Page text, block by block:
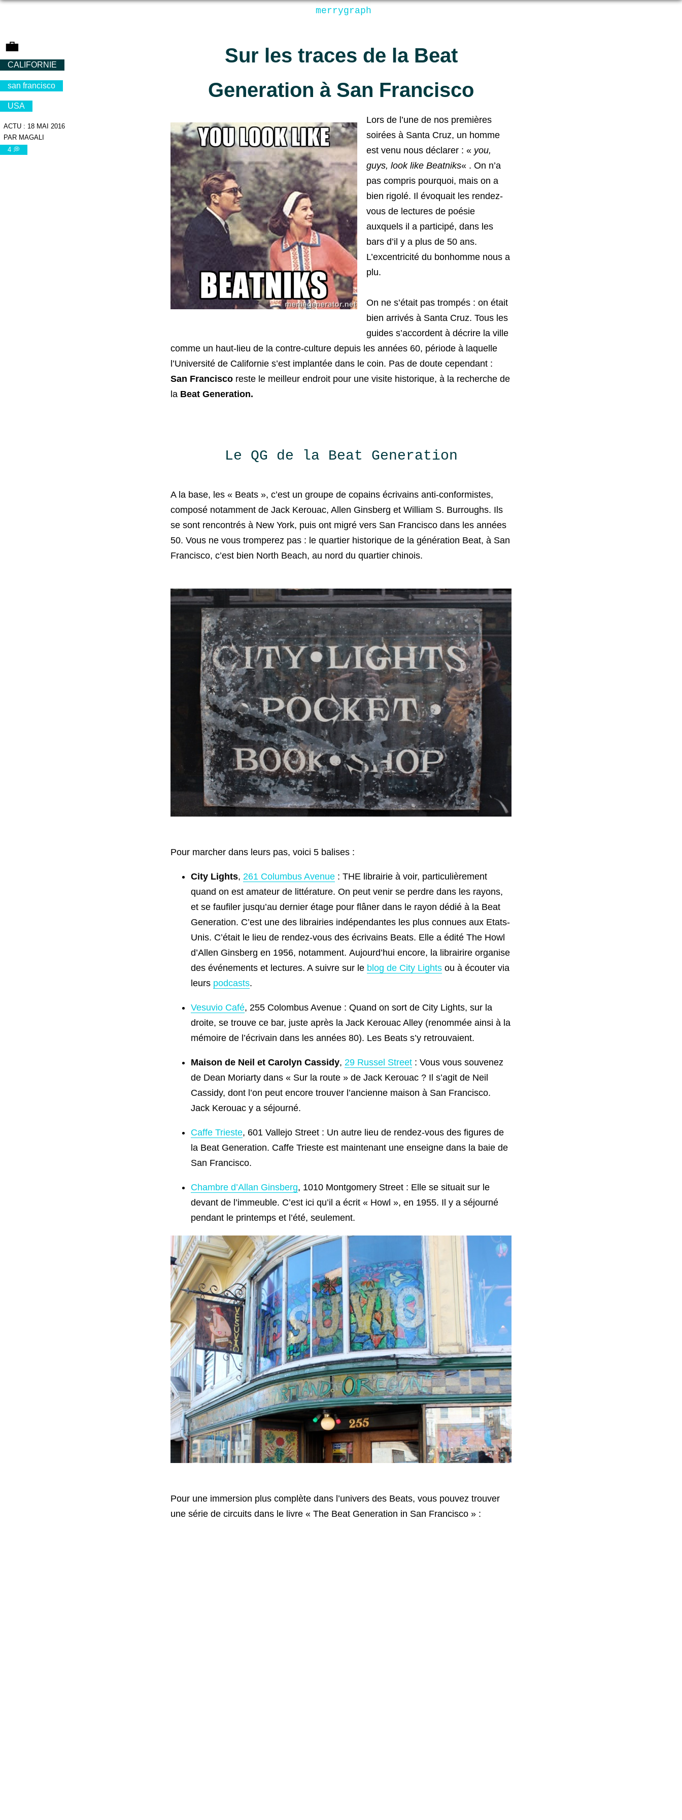
merrygraph
💼
CALIFORNIE
san francisco
USA
ACTU : 18 MAI 2016
PAR MAGALI
4 💭
Sur les traces de la Beat
Generation à San Francisco
Lors de l’une de nos premières
soirées à Santa Cruz, un homme
est venu nous déclarer : « you,
guys, look like Beatniks« . On n’a
pas compris pourquoi, mais on a
bien rigolé. Il évoquait les rendez-
vous de lectures de poésie
auxquels il a participé, dans les
bars d’il y a plus de 50 ans.
L’excentricité du bonhomme nous a
plu.
On ne s’était pas trompés : on était
bien arrivés à Santa Cruz. Tous les
guides s’accordent à décrire la ville
comme un haut-lieu de la contre-culture depuis les années 60, période à laquelle
l’Université de Californie s’est implantée dans le coin. Pas de doute cependant :
San Francisco reste le meilleur endroit pour une visite historique, à la recherche de
la Beat Generation.
Le QG de la Beat Generation
A la base, les « Beats », c’est un groupe de copains écrivains anti-conformistes,
composé notamment de Jack Kerouac, Allen Ginsberg et William S. Burroughs. Ils
se sont rencontrés à New York, puis ont migré vers San Francisco dans les années
50. Vous ne vous tromperez pas : le quartier historique de la génération Beat, à San
Francisco, c’est bien North Beach, au nord du quartier chinois.
Pour marcher dans leurs pas, voici 5 balises :
City Lights, 261 Columbus Avenue : THE librairie à voir, particulièrement
quand on est amateur de littérature. On peut venir se perdre dans les rayons,
et se faufiler jusqu’au dernier étage pour flâner dans le rayon dédié à la Beat
Generation. C’est une des librairies indépendantes les plus connues aux Etats-
Unis. C’était le lieu de rendez-vous des écrivains Beats. Elle a édité The Howl
d’Allen Ginsberg en 1956, notamment. Aujourd’hui encore, la librairire organise
des événements et lectures. A suivre sur le blog de City Lights ou à écouter via
leurs podcasts.
Vesuvio Café, 255 Colombus Avenue : Quand on sort de City Lights, sur la
droite, se trouve ce bar, juste après la Jack Kerouac Alley (renommée ainsi à la
mémoire de l’écrivain dans les années 80). Les Beats s’y retrouvaient.
Maison de Neil et Carolyn Cassidy, 29 Russel Street : Vous vous souvenez
de Dean Moriarty dans « Sur la route » de Jack Kerouac ? Il s’agit de Neil
Cassidy, dont l’on peut encore trouver l’ancienne maison à San Francisco.
Jack Kerouac y a séjourné.
Caffe Trieste, 601 Vallejo Street : Un autre lieu de rendez-vous des figures de
la Beat Generation. Caffe Trieste est maintenant une enseigne dans la baie de
San Francisco.
Chambre d’Allan Ginsberg, 1010 Montgomery Street : Elle se situait sur le
devant de l’immeuble. C’est ici qu’il a écrit « Howl », en 1955. Il y a séjourné
pendant le printemps et l’été, seulement.
Pour une immersion plus complète dans l’univers des Beats, vous pouvez trouver
une série de circuits dans le livre « The Beat Generation in San Francisco » :